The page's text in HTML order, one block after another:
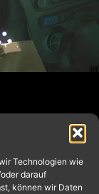
Technologien wie
darauf
können wir Daten